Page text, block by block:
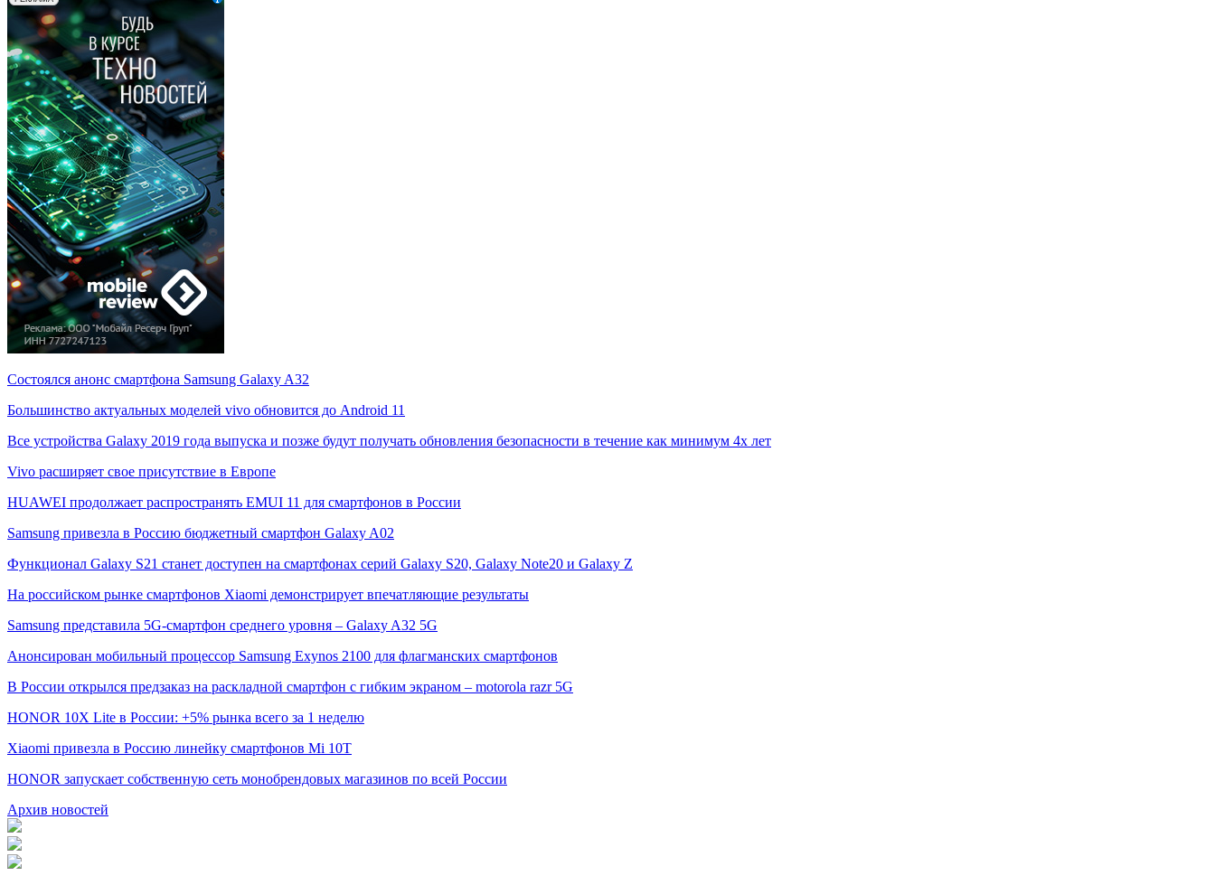
Состоялся анонс смартфона Samsung Galaxy A32
Большинство актуальных моделей vivo обновится до Android 11
Все устройства Galaxy 2019 года выпуска и позже будут получать обновления безопасности в течение как минимум 4х лет
Vivo расширяет свое присутствие в Европе
HUAWEI продолжает распространять EMUI 11 для смартфонов в России
Samsung привезла в Россию бюджетный смартфон Galaxy A02
Функционал Galaxy S21 станет доступен на смартфонах серий Galaxy S20, Galaxy Note20 и Galaxy Z
На российском рынке смартфонов Xiaomi демонстрирует впечатляющие результаты
Samsung представила 5G-смартфон среднего уровня – Galaxy A32 5G
Анонсирован мобильный процессор Samsung Exynos 2100 для флагманских смартфонов
В России открылся предзаказ на раскладной смартфон с гибким экраном – motorola razr 5G
HONOR 10X Lite в России: +5% рынка всего за 1 неделю
Xiaomi привезла в Россию линейку смартфонов Mi 10T
HONOR запускает собственную сеть монобрендовых магазинов по всей России
Архив новостей